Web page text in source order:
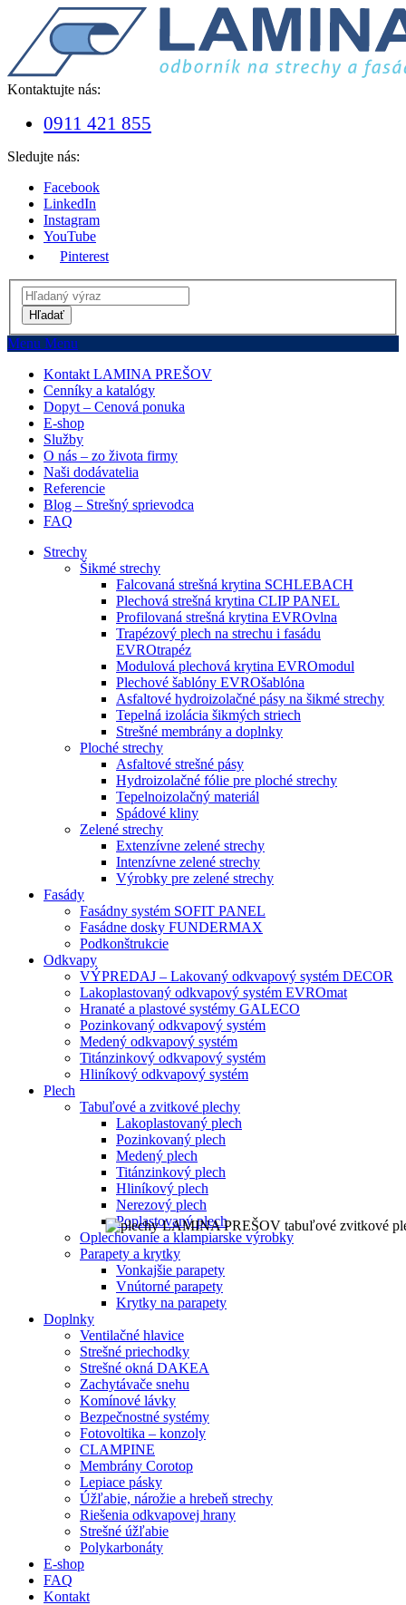
Kontaktujte nás:
0911 421 855
Sledujte nás:
Facebook
LinkedIn
Instagram
YouTube
Pinterest
Hľadať
Menu Menu
Kontakt LAMINA PREŠOV
Cenníky a katalógy
Dopyt – Cenová ponuka
E-shop
Služby
O nás – zo života firmy
Naši dodávatelia
Referencie
Blog – Strešný sprievodca
FAQ
Strechy
Šikmé strechy
Falcovaná strešná krytina SCHLEBACH
Plechová strešná krytina CLIP PANEL
Profilovaná strešná krytina EVROvlna
Trapézový plech na strechu i fasádu
EVROtrapéz
Modulová plechová krytina EVROmodul
Plechové šablóny EVROšablóna
Asfaltové hydroizolačné pásy na šikmé strechy
Tepelná izolácia šikmých striech
Strešné membrány a doplnky
Ploché strechy
Asfaltové strešné pásy
Hydroizolačné fólie pre ploché strechy
Tepelnoizolačný materiál
Spádové kliny
Zelené strechy
Extenzívne zelené strechy
Intenzívne zelené strechy
Výrobky pre zelené strechy
Fasády
Fasádny systém SOFIT PANEL
Fasádne dosky FUNDERMAX
Podkonštrukcie
Odkvapy
VÝPREDAJ – Lakovaný odkvapový systém DECOR
Lakoplastovaný odkvapový systém EVROmat
Hranaté a plastové systémy GALECO
Pozinkovaný odkvapový systém
Medený odkvapový systém
Titánzinkový odkvapový systém
Hliníkový odkvapový systém
Plech
Tabuľové a zvitkové plechy
Lakoplastovaný plech
Pozinkovaný plech
Medený plech
Titánzinkový plech
Hliníkový plech
Nerezový plech
Poplastovaný plech
Oplechovanie a klampiarske výrobky
Parapety a krytky
Vonkajšie parapety
Vnútorné parapety
Krytky na parapety
Doplnky
Ventilačné hlavice
Strešné priechodky
Strešné okná DAKEA
Zachytávače snehu
Komínové lávky
Bezpečnostné systémy
Fotovoltika – konzoly
CLAMPINE
Membrány Corotop
Lepiace pásky
Úžľabie, nárožie a hrebeň strechy
Riešenia odkvapovej hrany
Strešné úžľabie
Polykarbonáty
E-shop
FAQ
Kontakt